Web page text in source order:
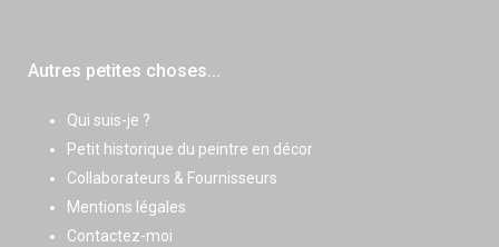
Autres petites choses...
Qui suis-je ?
Petit historique du peintre en décor
Collaborateurs & Fournisseurs
Mentions légales
Contactez-moi